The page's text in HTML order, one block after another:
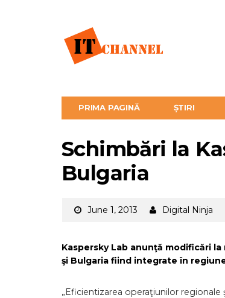
PRIMA PAGINĂ ȘTIRI
Schimbări la
Bulgaria
June 1, 2013 Digital Ninja
Kaspersky Lab anunţă modificări
şi Bulgaria fiind integrate în
„Eficientizarea operaţiunilor